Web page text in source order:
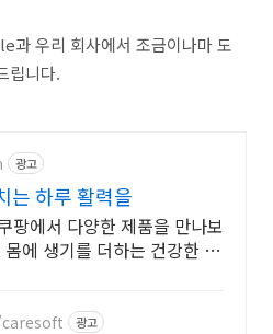
과 우리 회사에서 조금이나마 도
립니다.
광고
는 하루 활력을
팡에서 다양한 제품을 만나보
에 생기를 더하는 건강한 선
광고